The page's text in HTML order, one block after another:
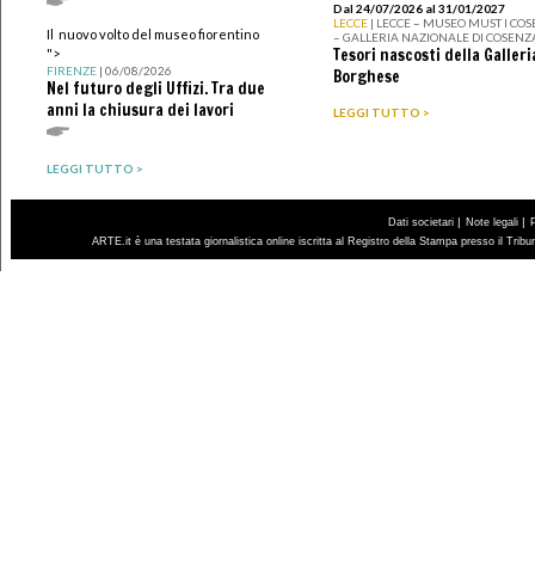
Il nuovo volto del museo fiorentino
">
FIRENZE| 06/08/2026
Nel futuro degli Uffizi. Tra due
anni la chiusura dei lavori
LEGGI TUTTO >
Dal 24/07/2026 al 31/01/2027
LECCE | LECCE – MUSEO MUST I
– GALLERIA NAZIONALE DI
Tesori nascosti della
Borghese
LEGGI TUTTO >
Dati societari | Note legali |
ARTE.it è una testata giornalistica online iscritta al Registro della Stampa presso il